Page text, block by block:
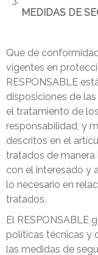
MEDIDAS DE
Que de
vigentes en
RESPONSABLE
disposiciones de
el tratamiento de
responsabilidad, y
descritos en el
tratados de manera
con el interesado y
lo necesario en
tratados.
El RESPONSABLE
políticas técnicas y
las medidas de